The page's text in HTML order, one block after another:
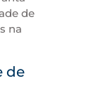
de
na
de